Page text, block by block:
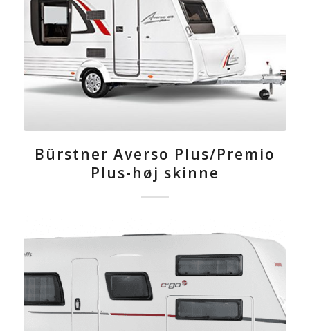
Bürstner Averso Plus/Premio
Plus-høj skinne